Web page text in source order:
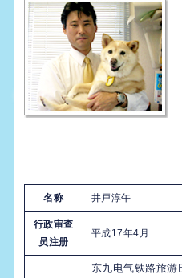
名称 井戸淳午
行政审查
员注册
平成17年4月
东九电气铁路旅游